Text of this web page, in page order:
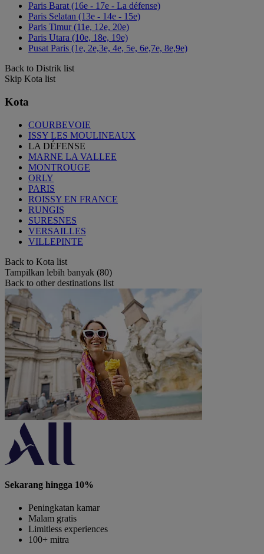
Paris Barat (16e - 17e - La défense)
Paris Selatan (13e - 14e - 15e)
Paris Timur (11e, 12e, 20e)
Paris Utara (10e, 18e, 19e)
Pusat Paris (1e, 2e,3e, 4e, 5e, 6e,7e, 8e,9e)
Back to Distrik list
Skip Kota list
Kota
COURBEVOIE
ISSY LES MOULINEAUX
LA DÉFENSE
MARNE LA VALLEE
MONTROUGE
ORLY
PARIS
ROISSY EN FRANCE
RUNGIS
SURESNES
VERSAILLES
VILLEPINTE
Back to Kota list
Tampilkan lebih banyak (80)
Back to other destinations list
Sekarang hingga 10%
Peningkatan kamar
Malam gratis
Limitless experiences
100+ mitra